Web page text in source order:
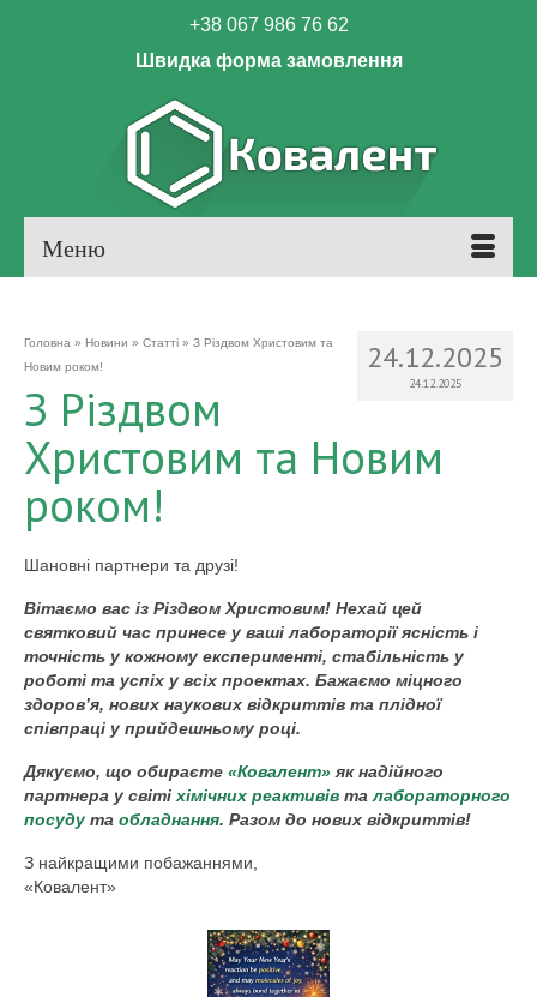
+38 067 986 76 62
Швидка форма замовлення
Меню
24.12.2025
24.12.2025
Головна » Новини » Статті » З Різдвом Христовим та
Новим роком!
З Різдвом
Христовим та Новим
роком!
Шановні партнери та друзі!
Вітаємо вас із Різдвом Христовим! Нехай цей
святковий час принесе у ваші лабораторії ясність і
точність у кожному експерименті, стабільність у
роботі та успіх у всіх проектах. Бажаємо міцного
здоров’я, нових наукових відкриттів та плідної
співпраці у прийдешньому році.
Дякуємо, що обираєте «Ковалент» як надійного
партнера у світі хімічних реактивів талабораторного
посудута обладнання. Разом до нових відкриттів!
З найкращими побажаннями,
«Ковалент»